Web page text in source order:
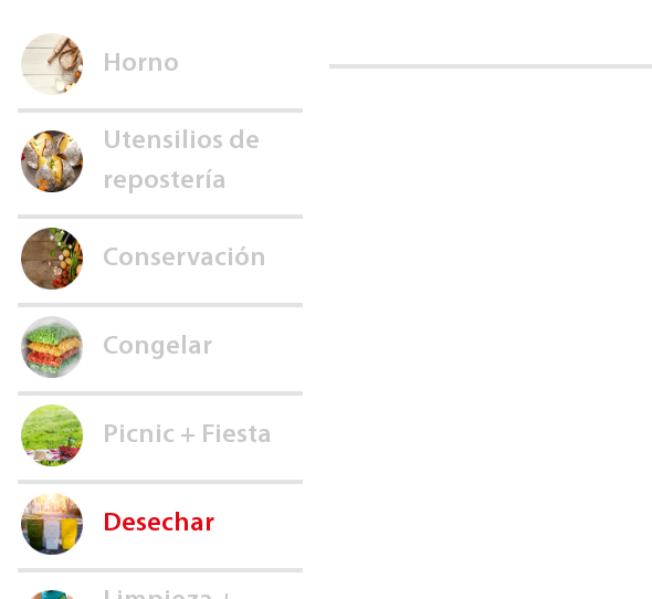
Horno
Utensilios de
repostería
Conservación
Congelar
Picnic + Fiesta
Desechar